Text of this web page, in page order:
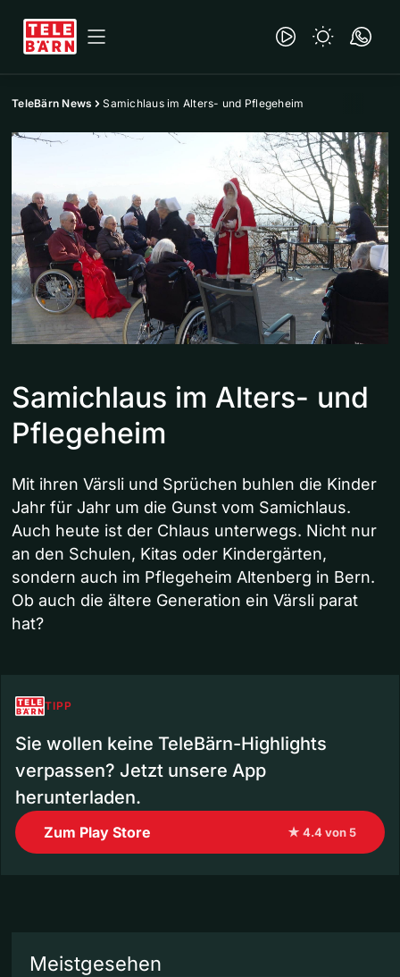
TeleBärn News Samichlaus im Alters- und Pflegeheim
Samichlaus im Alters- und
Pflegeheim
Mit ihren Värsli und Sprüchen buhlen die Kinder
Jahr für Jahr um die Gunst vom Samichlaus.
Auch heute ist der Chlaus unterwegs. Nicht nur
an den Schulen, Kitas oder Kindergärten,
sondern auch im Pflegeheim Altenberg in Bern.
Ob auch die ältere Generation ein Värsli parat
hat?
TIPP
Sie wollen keine TeleBärn-Highlights
verpassen? Jetzt unsere App
herunterladen.
Zum Play Store ★ 4.4 von 5
Meistgesehen